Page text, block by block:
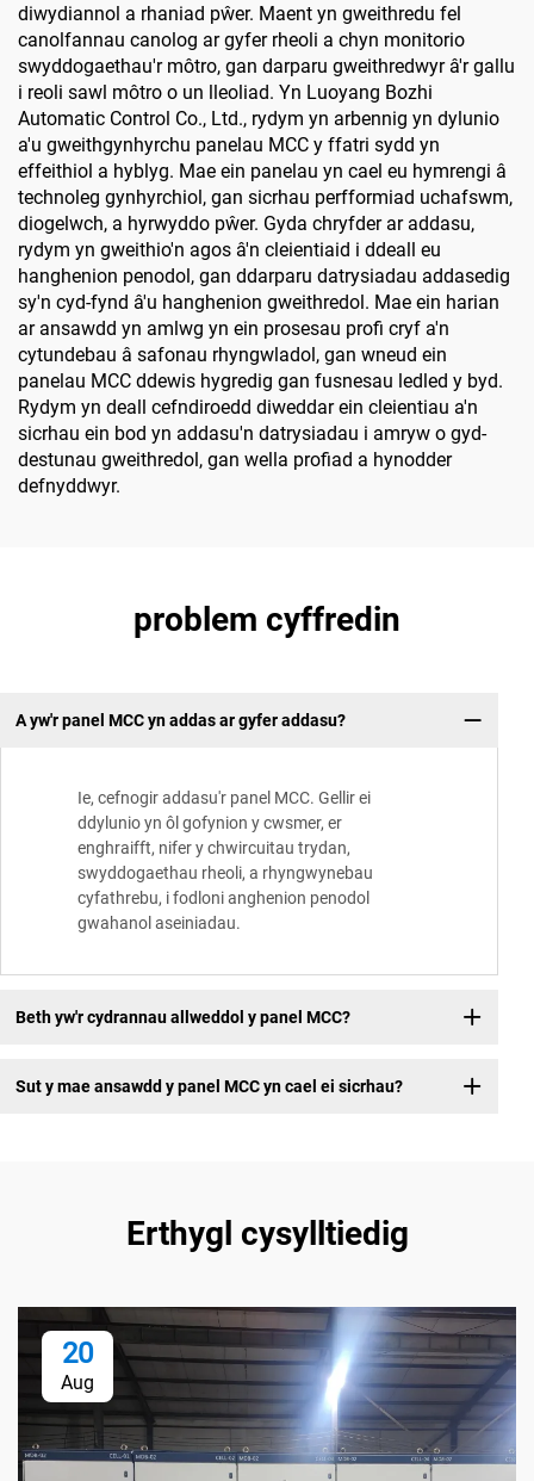
diwydiannol a rhaniad pŵer. Maent yn gweithredu fel
canolfannau canolog ar gyfer rheoli a chyn monitorio
swyddogaethau'r môtro, gan darparu gweithredwyr â'r gallu
i reoli sawl môtro o un lleoliad. Yn Luoyang Bozhi
Automatic Control Co., Ltd., rydym yn arbennig yn dylunio
a'u gweithgynhyrchu panelau MCC y ffatri sydd yn
effeithiol a hyblyg. Mae ein panelau yn cael eu hymrengi â
technoleg gynhyrchiol, gan sicrhau perfformiad uchafswm,
diogelwch, a hyrwyddo pŵer. Gyda chryfder ar addasu,
rydym yn gweithio'n agos â'n cleientiaid i ddeall eu
hanghenion penodol, gan ddarparu datrysiadau addasedig
sy'n cyd-fynd â'u hanghenion gweithredol. Mae ein harian
ar ansawdd yn amlwg yn ein prosesau profi cryf a'n
cytundebau â safonau rhyngwladol, gan wneud ein
panelau MCC ddewis hygredig gan fusnesau ledled y byd.
Rydym yn deall cefndiroedd diweddar ein cleientiau a'n
sicrhau ein bod yn addasu'n datrysiadau i amryw o gyd-
destunau gweithredol, gan wella profiad a hynodder
defnyddwyr.
problem cyffredin
A yw'r panel MCC yn addas ar gyfer addasu?
Ie, cefnogir addasu'r panel MCC. Gellir ei
ddylunio yn ôl gofynion y cwsmer, er
enghraifft, nifer y chwircuitau trydan,
swyddogaethau rheoli, a rhyngwynebau
cyfathrebu, i fodloni anghenion penodol
gwahanol aseiniadau.
Beth yw'r cydrannau allweddol y panel MCC?
Sut y mae ansawdd y panel MCC yn cael ei sicrhau?
Erthygl cysylltiedig
20
Aug